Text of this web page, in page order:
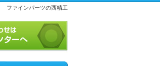
ファインパーツの西精工